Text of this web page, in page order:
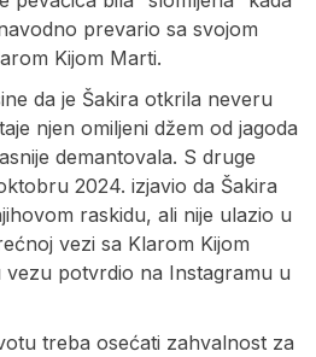
prevario sa svojom
Kijom Marti.
da je Šakira otkrila neveru
njen omiljeni džem od jagoda
demantovala. S druge
2024. izjavio da Šakira
raskidu, ali nije ulazio u
vezi sa Klarom Kijom
vezu potvrdio na Instagramu u
treba osećati zahvalnost za